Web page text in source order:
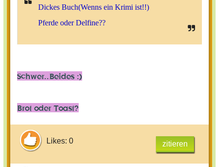
Dickes Buch(Wenns ein Krimi ist!!)
Pferde oder Delfine??
Schwer..Beides :)
Brot oder Toast?
Likes: 0 zitieren